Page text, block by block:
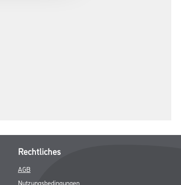
Rechtliches
AGB
Nutzungsbedingungen